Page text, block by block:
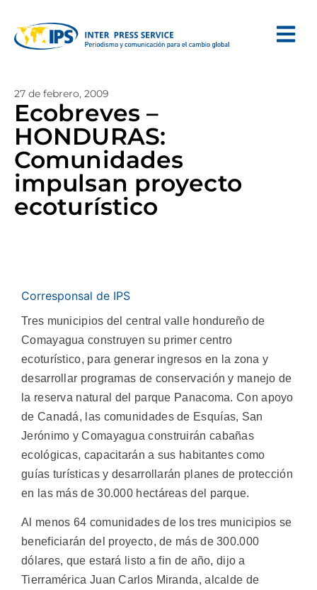
27 de febrero, 2009
Ecobreves –
HONDURAS:
Comunidades
impulsan proyecto
ecoturístico
Corresponsal de IPS
Tres municipios del central valle hondureño de
Comayagua construyen su primer centro
ecoturístico, para generar ingresos en la zona y
desarrollar programas de conservación y manejo de
la reserva natural del parque Panacoma. Con apoyo
de Canadá, las comunidades de Esquías, San
Jerónimo y Comayagua construirán cabañas
ecológicas, capacitarán a sus habitantes como
guías turísticas y desarrollarán planes de protección
en las más de 30.000 hectáreas del parque.
Al menos 64 comunidades de los tres municipios se
beneficiarán del proyecto, de más de 300.000
dólares, que estará listo a fin de año, dijo a
Tierramérica Juan Carlos Miranda, alcalde de